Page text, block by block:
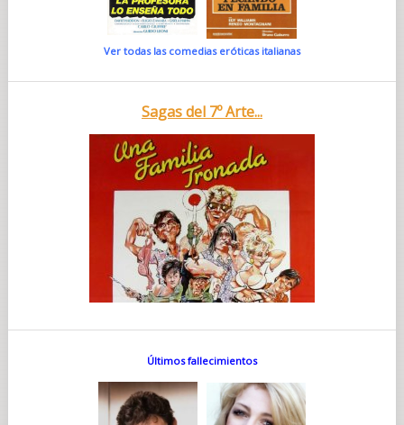
Ver todas las comedias eróticas italianas
Sagas del 7º Arte...
Últimos fallecimientos